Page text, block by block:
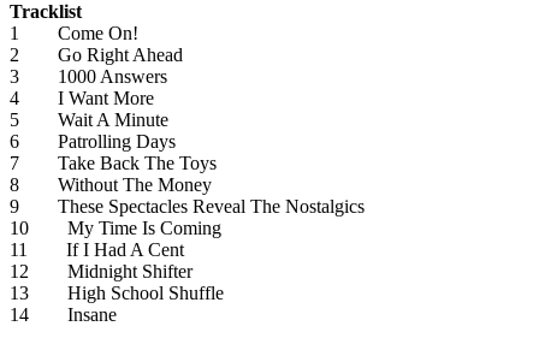
Tracklist
1 Come On!
2 Go Right Ahead
3 1000 Answers
4 I Want More
5 Wait A Minute
6 Patrolling Days
7 Take Back The Toys
8 Without The Money
9 These Spectacles Reveal The Nostalgics
10 My Time Is Coming
11 If I Had A Cent
12 Midnight Shifter
13 High School Shuffle
14 Insane